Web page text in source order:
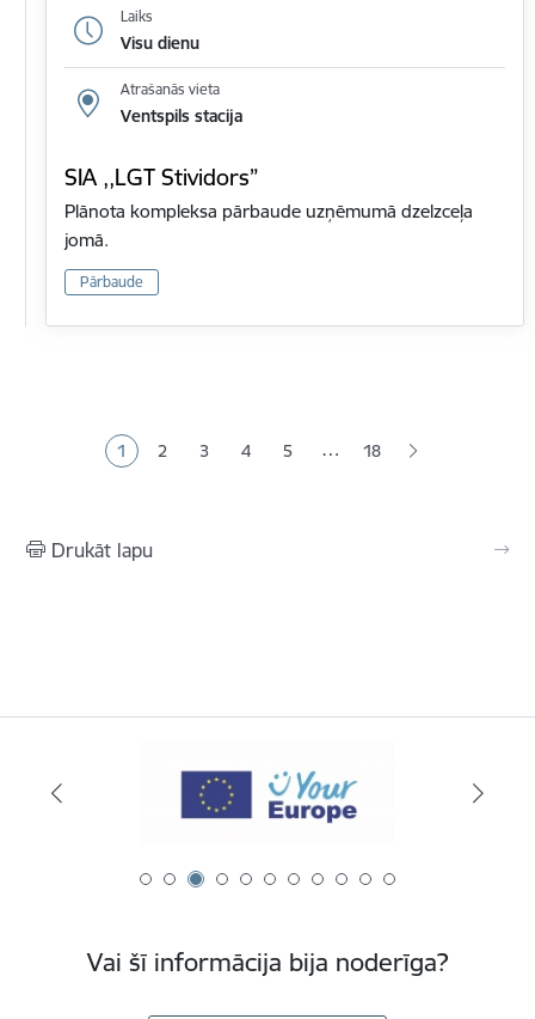
Laiks
Visu dienu
Atrašanās vieta
Ventspils stacija
SIA ,,LGT Stividors”
Plānota kompleksa pārbaude uzņēmumā dzelzceļa
jomā.
Pārbaude
Pašreizējā lapa
1 Lapa
2 Lapa
3 Lapa
4 Lapa
5 … 18
Drukāt lapu
Vai šī informācija bija noderīga?